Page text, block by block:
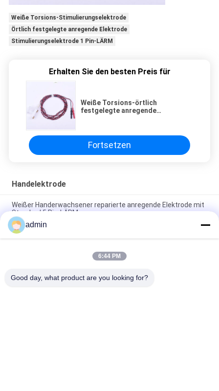
Weiße Torsions-Stimulierungselektrode
Örtlich festgelegte anregende Elektrode
Stimulierungselektrode 1 Pin-LÄRM
Erhalten Sie den besten Preis für
Weiße Torsions-örtlich
festgelegte anregende
Fortsetzen
Handelektrode
Weißer Handerwachsener reparierte anregende Elektrode mit
Standard 5 Pin-LÄRM
Erwachsen-örtlich festgelegter Oberflächennerven-
Stimulierungselektrode mit zwei Verbindungsstücken Hand
Erwachsener Handnerven-Stimulierungselektrode mit
admin
6:44 PM
Good day, what product are you looking for?